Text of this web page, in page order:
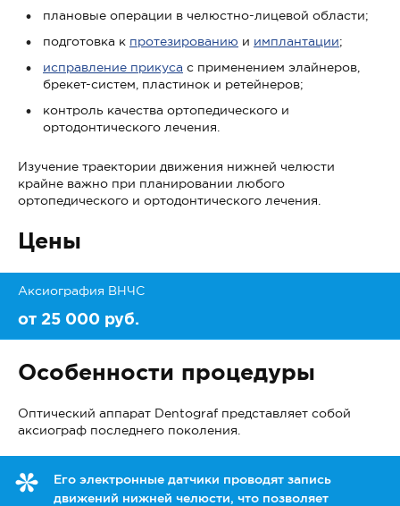
плановые операции в челюстно-лицевой области;
подготовка к протезированию и имплантации;
исправление прикуса с применением элайнеров,
брекет-систем, пластинок и ретейнеров;
контроль качества ортопедического и
ортодонтического лечения.
Изучение траектории движения нижней челюсти
крайне важно при планировании любого
ортопедического и ортодонтического лечения.
Цены
Аксиография ВНЧС
от 25 000 руб.
Особенности процедуры
Оптический аппарат Dentograf представляет собой
аксиограф последнего поколения.
Его электронные датчики проводят запись
движений нижней челюсти, что позволяет